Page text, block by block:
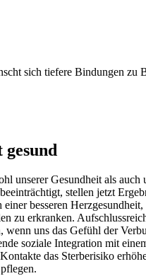
sich tiefere Bindungen zu
unserer Gesundheit als
stellen jetzt
besseren
zu erkranken.
wenn uns das Gefühl der
soziale Integration mit
das Sterberisiko